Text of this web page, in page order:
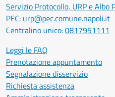
Servizio Protocollo, URP e Albo
PEC: urp@pec.comune.napoli.it
Centralino unico:0817951111
Leggi le FAQ
Prenotazione appuntamento
Segnalazione disservizio
Richiesta assistenza